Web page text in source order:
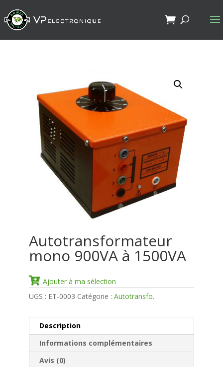
Autotransformateur
mono 900VA à 1500VA
Ajouter à ma sélection
UGS : ET-0003 Catégorie : Autotransfo.
Description
Informations complémentaires
Avis (0)